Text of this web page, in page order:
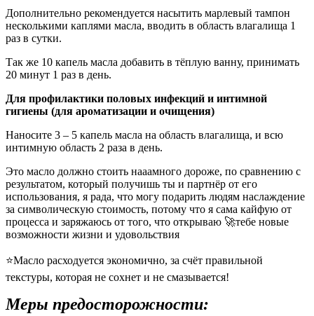
Дополнительно рекомендуется насытить марлевый тампон
несколькими каплями масла, вводить в область влагалища 1
раз в сутки.
Так же 10 капель масла добавить в тёплую ванну, принимать
20 минут 1 раз в день.
Для профилактики половых инфекций и интимной
гигиены (для ароматизации и очищения)
Наносите 3 – 5 капель масла на область влагалища, и всю
интимную область 2 раза в день.
Это масло должно стоить нааамного дороже, по сравнению с
результатом, который получишь ты и партнёр от его
использования, я рада, что могу подарить людям наслаждение
за символическую стоимость, потому что я сама кайфую от
процесса и заряжаюсь от того, что открываю 🚀тебе новые
возможности жизни и удовольствия
⭐️Масло расходуется экономично, за счёт правильной
текстуры, которая не сохнет и не смазывается!
Меры предосторожности: